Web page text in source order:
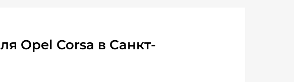
Opel Corsa в Санкт-